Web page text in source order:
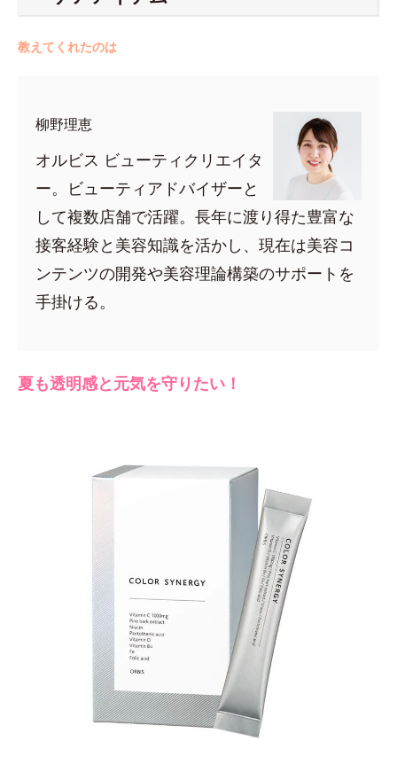
教えてくれたのは
柳野理恵
オルビス ビューティクリエイタ
ー。ビューティアドバイザーと
して複数店舗で活躍。長年に渡り得た豊富な
接客経験と美容知識を活かし、現在は美容コ
ンテンツの開発や美容理論構築のサポートを
手掛ける。
夏も透明感と元気を守りたい！